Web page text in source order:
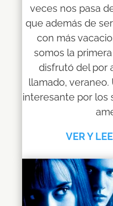
veces nos pasa
que además de
con más
somos la
disfrutó del por
llamado,
interesante por los
VER Y